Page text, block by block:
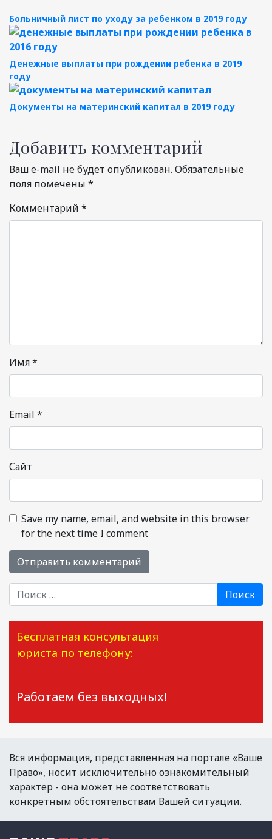
Больничный лист по уходу за ребенком в 2019 году
Денежные выплаты при рождении ребенка в 2019
году
Документы на материнский капитал в 2019 году
Добавить комментарий
Ваш e-mail не будет опубликован. Обязательные
поля помечены *
Комментарий *
Имя*
Email *
Сайт
Save my name, email, and website in this browser
for the next time I comment
Поиск
Бесплатная консультация
юриста по телефону:
Работаем без выходных!
Вся информация, представленная на портале «Ваше
Право», носит исключительно ознакомительный
характер - она может не соответствовать
конкретным обстоятельствам Вашей ситуации.